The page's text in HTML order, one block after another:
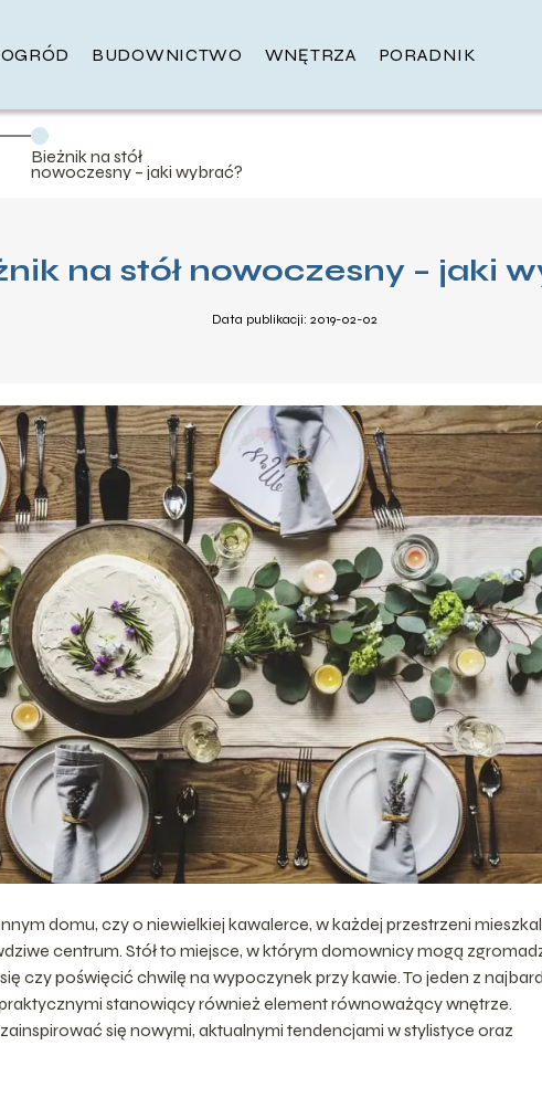
BUDOWNICTWO WNĘTRZA PORADNIK
Bieżnik na stół
nowoczesny – jaki wybrać?
na stół nowoczesny – jaki
Data publikacji: 2019-02-02
domu, czy o niewielkiej kawalerce, w każdej przestrzeni
centrum. Stół to miejsce, w którym domownicy mogą
czy poświęcić chwilę na wypoczynek przy kawie. To jeden z
stanowiący również element równoważący wnętrze.
się nowymi, aktualnymi tendencjami w stylistyce oraz